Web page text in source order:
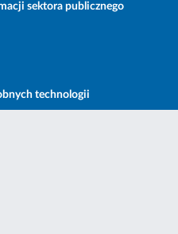
sektora publicznego
technologii